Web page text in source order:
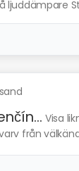
ljuddämpare
Visa
från